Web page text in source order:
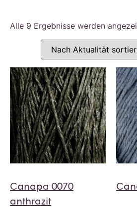
Alle 9 Ergebnisse werden
Canapa 0070
anthrazit